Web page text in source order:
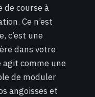
de course à
Ce n’est
c’est une
dans votre
agit comme une
de moduler
angoisses et